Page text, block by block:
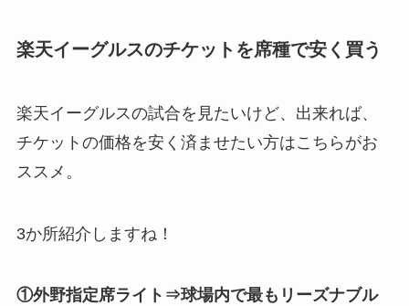
楽天イーグルスのチケットを席種で安く買う
楽天イーグルスの試合を見たいけど、出来れば、
チケットの価格を安く済ませたい方はこちらがお
ススメ。
3か所紹介しますね！
①外野指定席ライト⇒球場内で最もリーズナブル